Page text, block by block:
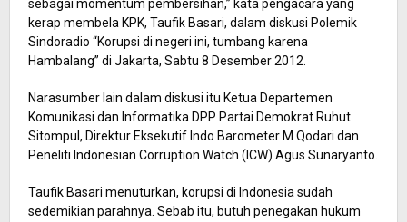
sebagai momentum pembersihan,” kata pengacara yang
kerap membela KPK, Taufik Basari, dalam diskusi Polemik
Sindoradio “Korupsi di negeri ini, tumbang karena
Hambalang” di Jakarta, Sabtu 8 Desember 2012.
Narasumber lain dalam diskusi itu Ketua Departemen
Komunikasi dan Informatika DPP Partai Demokrat Ruhut
Sitompul, Direktur Eksekutif Indo Barometer M Qodari dan
Peneliti Indonesian Corruption Watch (ICW) Agus Sunaryanto.
Taufik Basari menuturkan, korupsi di Indonesia sudah
sedemikian parahnya. Sebab itu, butuh penegakan hukum